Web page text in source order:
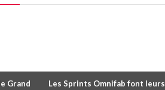
Grand
Les Sprints Omnifab font leurs